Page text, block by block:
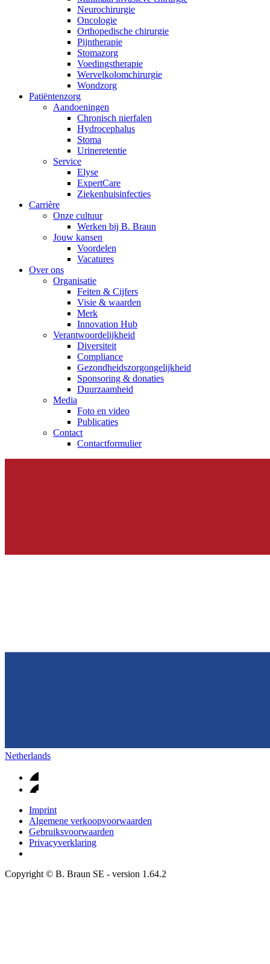
Neurochirurgie
Oncologie
Orthopedische chirurgie
Pijntherapie
Stomazorg
Voedingstherapie
Wervelkolomchirurgie
Wondzorg
Patiëntenzorg
Aandoeningen
Chronisch nierfalen
​​Hydrocephalus
Stoma
Urineretentie
Service
Elyse
ExpertCare
Ziekenhuisinfecties
Carrière
Onze cultuur
Werken bij B. Braun
Jouw kansen
Voordelen
Vacatures
Over ons
Organisatie
Feiten & Cijfers
Visie & waarden
Merk
Innovation Hub
Verantwoordelijkheid
Diversiteit
Compliance
Gezondheidszorgongelijkheid​
Sponsoring & donaties
Duurzaamheid
Media
Foto en video
Publicaties
Contact
Contactformulier
Netherlands
Imprint
Algemene verkoopvoorwaarden
Gebruiksvoorwaarden
Privacyverklaring
Copyright © B. Braun SE - version 1.64.2